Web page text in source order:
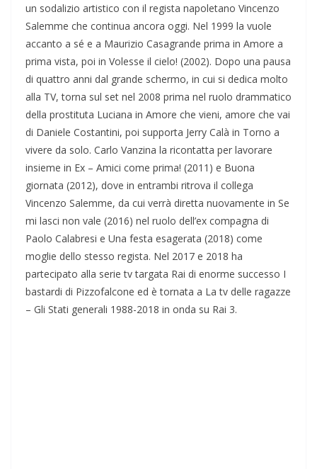
un sodalizio artistico con il regista napoletano Vincenzo
Salemme che continua ancora oggi. Nel 1999 la vuole
accanto a sé e a Maurizio Casagrande prima in Amore a
prima vista, poi in Volesse il cielo! (2002). Dopo una pausa
di quattro anni dal grande schermo, in cui si dedica molto
alla TV, torna sul set nel 2008 prima nel ruolo drammatico
della prostituta Luciana in Amore che vieni, amore che vai
di Daniele Costantini, poi supporta Jerry Calà in Torno a
vivere da solo. Carlo Vanzina la ricontatta per lavorare
insieme in Ex – Amici come prima! (2011) e Buona
giornata (2012), dove in entrambi ritrova il collega
Vincenzo Salemme, da cui verrà diretta nuovamente in Se
mi lasci non vale (2016) nel ruolo dell’ex compagna di
Paolo Calabresi e Una festa esagerata (2018) come
moglie dello stesso regista. Nel 2017 e 2018 ha
partecipato alla serie tv targata Rai di enorme successo I
bastardi di Pizzofalcone ed è tornata a La tv delle ragazze
– Gli Stati generali 1988-2018 in onda su Rai 3.